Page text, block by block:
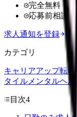
完全無料
応募前相談OK
求人通知を登録
カテゴリ
キャリアアップ転職
タイル メンタルヘル
目次4